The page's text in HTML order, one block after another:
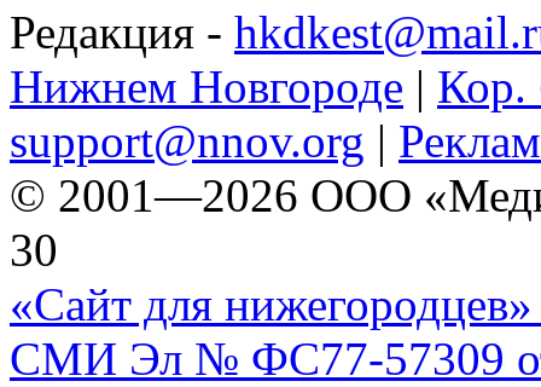
Редакция -
Нижнем Новгороде | Кор.
support@nnov.org |
© 2001—2026 ООО
30
«Сайт для нижегородцев»
СМИ Эл № ФС77-57309